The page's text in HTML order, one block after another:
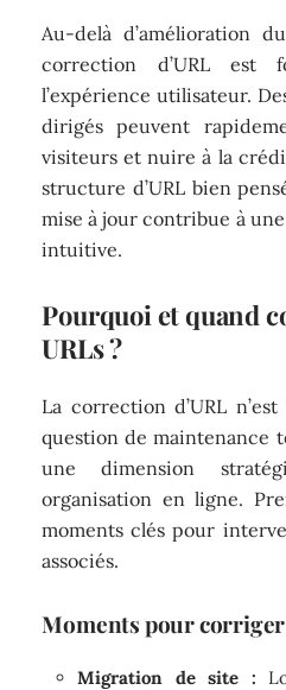
Au-delà d’amélioration
correction d’URL est
l’expérience utilisateur.
dirigés peuvent
visiteurs et nuire à la
structure d’URL bien
mise à jour contribue à
intuitive.
Pourquoi et quand
URLs ?
La correction d’URL
question de maintenance
une dimension
organisation en ligne.
moments clés pour
associés.
Moments pour corriger
Migration de site :